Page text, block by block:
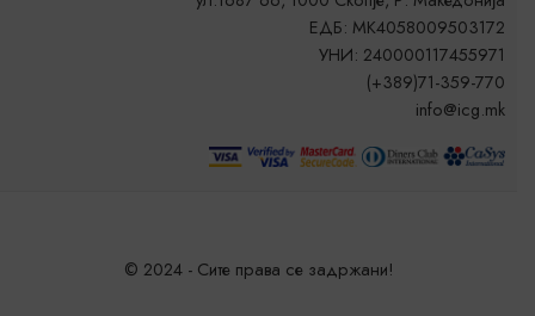
ЕДБ: MK4058009503172
УНИ: 240000117455971
(+389)71-359-770
info@icg.mk
© 2024 - Сите права се задржани!